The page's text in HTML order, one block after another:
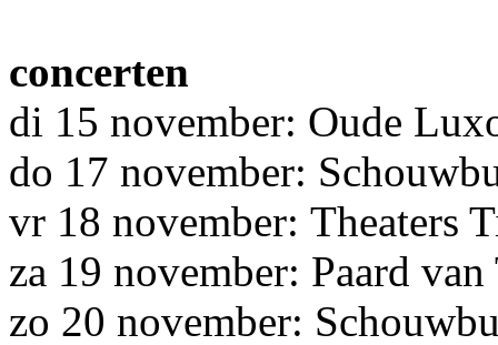
concerten
di 15 november: Oude
do 17 november:
vr 18 november: Theaters
za 19 november: Paard
zo 20 november: